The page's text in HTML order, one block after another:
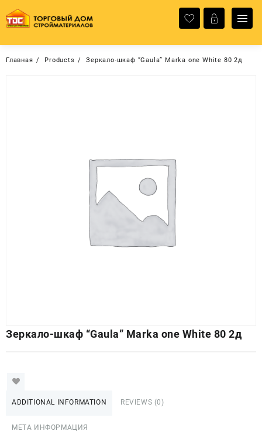
содержимому
Главная Products Зеркало-шкаф “Gaula” Marka one White 80 2д
Зеркало-шкаф “Gaula” Marka one White 80 2д
ADDITIONAL INFORMATION REVIEWS (0)
МЕТА ИНФОРМАЦИЯ